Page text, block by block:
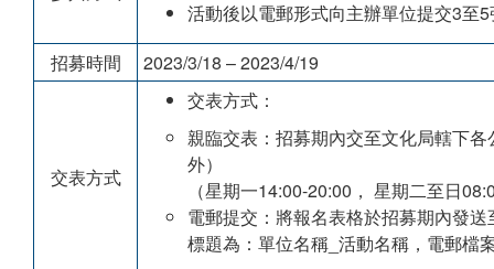
活動後以電郵形式向主辦單位提交3至
招募時間
2023/3/18 – 2023/4/19
交表方式
交表方式：
親臨交表：招募期內交至文化局轄下
外）
（星期一14:00-20:00， 星期二至日
電郵提交：將報名表格於招募期內發
標題為：單位名稱_活動名稱，電郵檔